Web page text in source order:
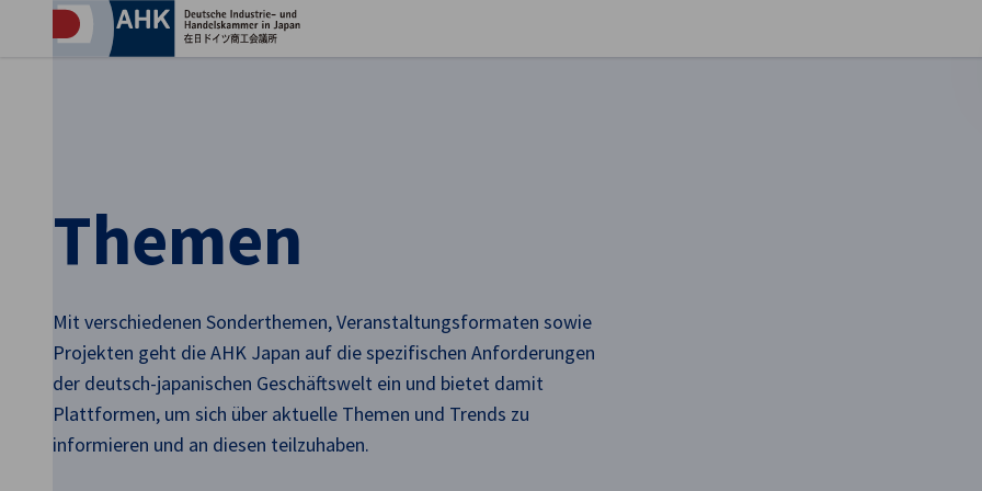
German
Themen
Mit verschiedenen Sonderthemen, Veranstaltungsformaten sowie
Projekten geht die AHK Japan auf die spezifischen Anforderungen
der deutsch-japanischen Geschäftswelt ein und bietet damit
Plattformen, um sich über aktuelle Themen und Trends zu
informieren und an diesen teilzuhaben.